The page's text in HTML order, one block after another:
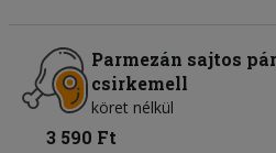
Parmezán sajtos
csirkemell
köret nélkül
3 590 Ft